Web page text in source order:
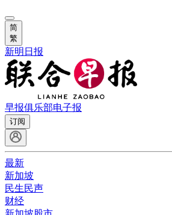
简
繁
新明日报
早报俱乐部电子报
订阅
最新
新加坡
民生民声
财经